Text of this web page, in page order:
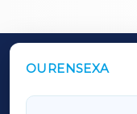
OURENSEXA
OUTROS